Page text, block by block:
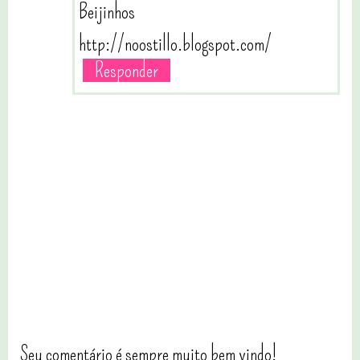
Beijinhos
http://noostillo.blogspot.com/
Responder
Seu comentário é sempre muito bem vindo!